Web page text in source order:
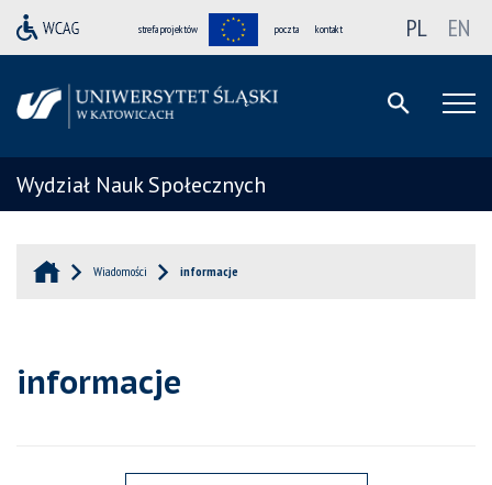
strefa projektów poczta kontakt PL EN
Wydział Nauk Społecznych
Wiadomości informacje
informacje